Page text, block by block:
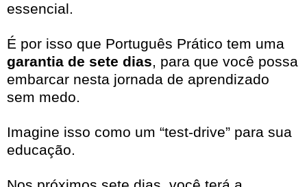
essencial.
É por isso que Português Prático tem uma
garantia de sete dias, para que você possa
embarcar nesta jornada de aprendizado
sem medo.
Imagine isso como um “test-drive” para sua
educação.